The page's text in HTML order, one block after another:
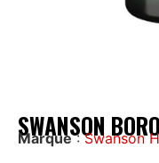
SWANSON
Marque:Swanson